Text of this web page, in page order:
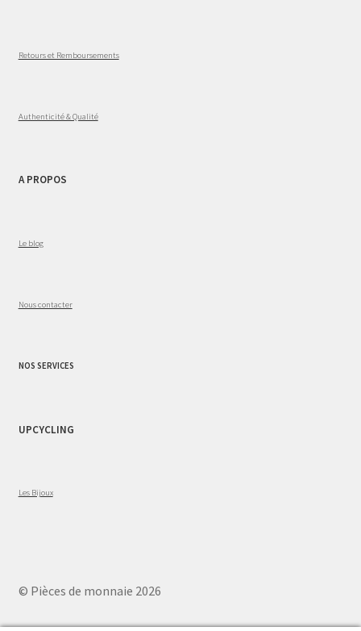
Retours et Remboursements
Authenticité & Qualité
A PROPOS
Le blog
Nous contacter
NOS SERVICES
UPCYCLING
Les Bijoux
© Pièces de monnaie 2026